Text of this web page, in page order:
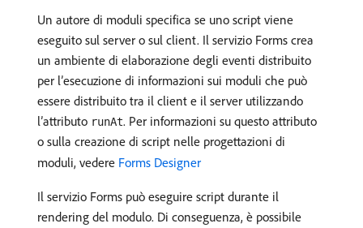
Un autore di moduli specifica se uno script viene
eseguito sul server o sul client. Il servizio Forms crea
un ambiente di elaborazione degli eventi distribuito
per l’esecuzione di informazioni sui moduli che può
essere distribuito tra il client e il server utilizzando
l’attributo runAt. Per informazioni su questo attributo
o sulla creazione di script nelle progettazioni di
moduli, vedere Forms Designer
Il servizio Forms può eseguire script durante il
rendering del modulo. Di conseguenza, è possibile